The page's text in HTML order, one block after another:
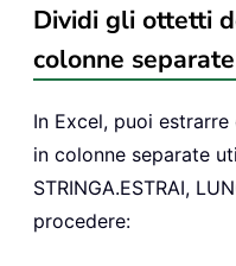
Dividi gli ottetti
colonne
In Excel, puoi
in colonne separate
STRINGA.ESTRAI,
procedere: